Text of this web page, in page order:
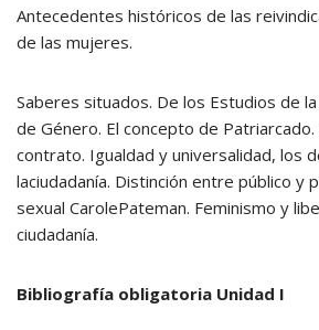
Antecedentes históricos de las
de las mujeres.
Saberes situados. De los Estudios de
de Género. El concepto de
contrato. Igualdad y universalidad, los
laciudadanía. Distinción entre público y
sexual CarolePateman. Feminismo y
ciudadanía.
Bibliografía obligatoria Unidad I